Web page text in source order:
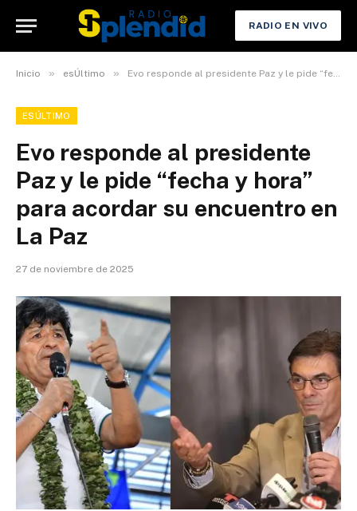
RADIO EN VIVO
Inicio » esÚltimo » Evo responde al presidente Paz y le pide “fecha y hora” para acordar su encuentro en La Paz
ESÚLTIMO
Evo responde al presidente
Paz y le pide “fecha y hora”
para acordar su encuentro en
La Paz
27 de noviembre de 2025